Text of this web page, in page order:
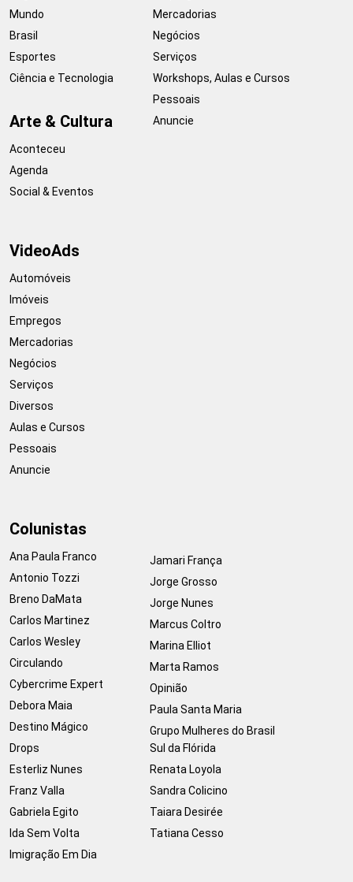
Mundo
Brasil
Esportes
Ciência e Tecnologia
Arte & Cultura
Aconteceu
Agenda
Social & Eventos
Mercadorias
Negócios
Serviços
Workshops, Aulas e Cursos
Pessoais
Anuncie
VideoAds
Automóveis
Imóveis
Empregos
Mercadorias
Negócios
Serviços
Diversos
Aulas e Cursos
Pessoais
Anuncie
Colunistas
Ana Paula Franco
Antonio Tozzi
Breno DaMata
Carlos Martinez
Carlos Wesley
Circulando
Cybercrime Expert
Debora Maia
Destino Mágico
Drops
Esterliz Nunes
Franz Valla
Gabriela Egito
Ida Sem Volta
Imigração Em Dia
Jamari França
Jorge Grosso
Jorge Nunes
Marcus Coltro
Marina Elliot
Marta Ramos
Opinião
Paula Santa Maria
Grupo Mulheres do Brasil
Sul da Flórida
Renata Loyola
Sandra Colicino
Taiara Desirée
Tatiana Cesso